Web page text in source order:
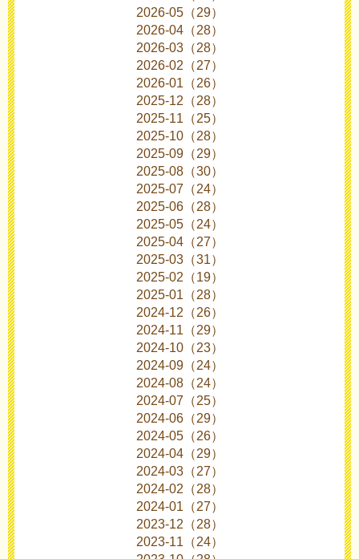
2026-05（29）
2026-04（28）
2026-03（28）
2026-02（27）
2026-01（26）
2025-12（28）
2025-11（25）
2025-10（28）
2025-09（29）
2025-08（30）
2025-07（24）
2025-06（28）
2025-05（24）
2025-04（27）
2025-03（31）
2025-02（19）
2025-01（28）
2024-12（26）
2024-11（29）
2024-10（23）
2024-09（24）
2024-08（24）
2024-07（25）
2024-06（29）
2024-05（26）
2024-04（29）
2024-03（27）
2024-02（28）
2024-01（27）
2023-12（28）
2023-11（24）